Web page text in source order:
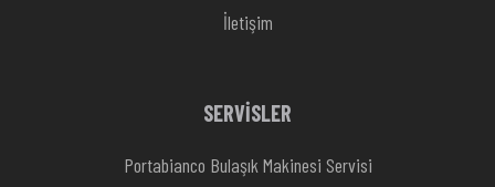
İletişim
SERVİSLER
Portabianco Bulaşık Makinesi Servisi